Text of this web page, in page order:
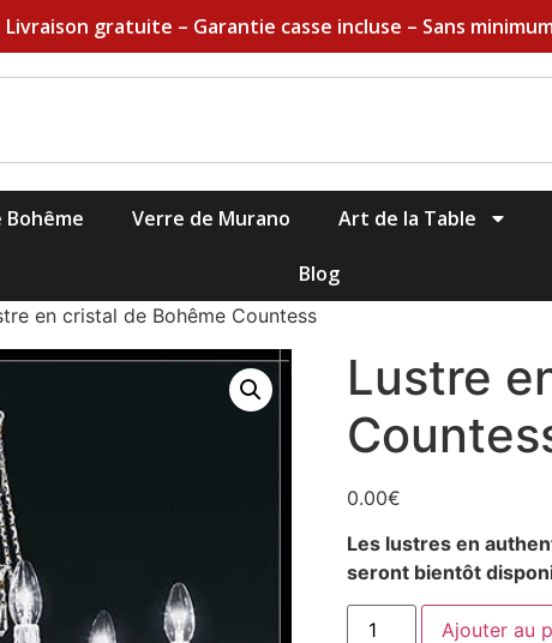
Livraison gratuite – Garantie casse incluse – Sans
Bohême Verre de Murano Art de la Table
Blog
en cristal de Bohême Countess
Lustre
0.00€
Les lustres en
seront bientôt
Ajouter au